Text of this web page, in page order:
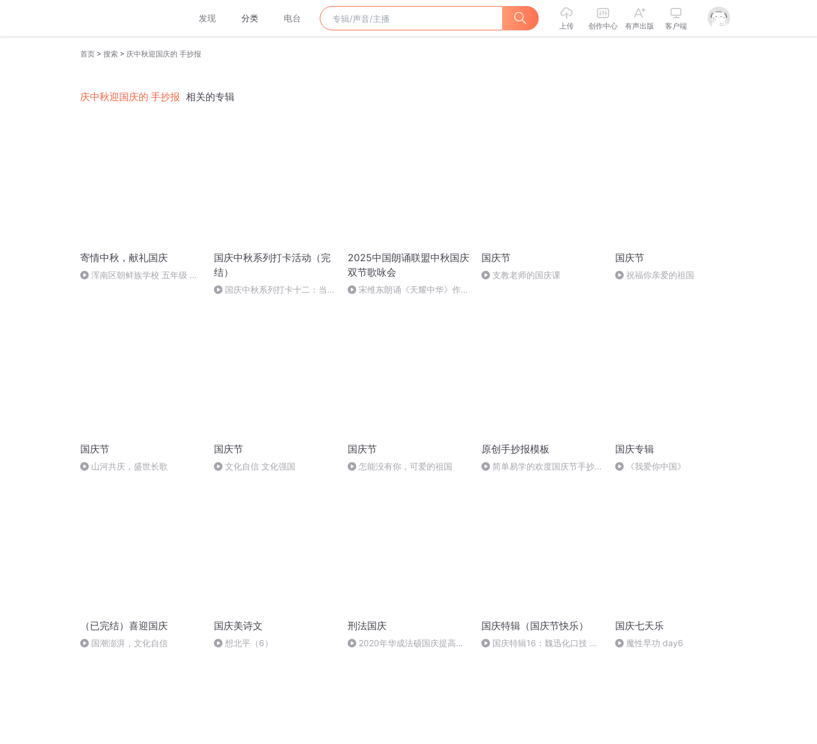
发现 分类 电台
上传 创作中心 有声出版 客户端
首页 > 搜索 > 庆中秋迎国庆的 手抄报
庆中秋迎国庆的 手抄报 相关的专辑
寄情中秋，献礼国庆
浑南区朝鲜族学校 五年级 孙
国庆中秋系列打卡活动（完
结）
国庆中秋系列打卡十二：当阳
2025中国朗诵联盟中秋国庆
双节歌咏会
宋维东朗诵《天耀中华》作
国庆节
支教老师的国庆课
国庆节
祝福你亲爱的祖国
国庆节
山河共庆，盛世长歌
国庆节
文化自信 文化强国
国庆节
怎能没有你，可爱的祖国
原创手抄报模板
简单易学的欢度国庆节手抄报
国庆专辑
《我爱你中国》
（已完结）喜迎国庆
国潮澎湃，文化自信
国庆美诗文
想北平（6）
刑法国庆
2020年华成法硕国庆提高班
国庆特辑（国庆节快乐）
国庆特辑16：魏迅化口技 二
国庆七天乐
魔性早功 day6